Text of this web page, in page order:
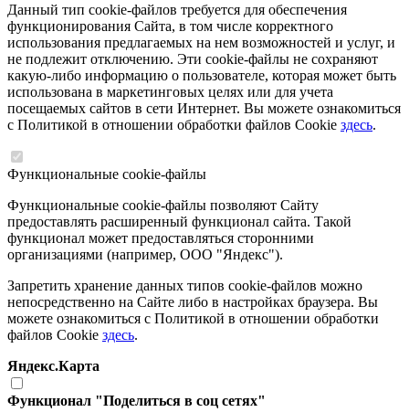
Данный тип cookie-файлов требуется для обеспечения
функционирования Сайта, в том числе корректного
использования предлагаемых на нем возможностей и услуг, и
не подлежит отключению. Эти cookie-файлы не сохраняют
какую-либо информацию о пользователе, которая может быть
использована в маркетинговых целях или для учета
посещаемых сайтов в сети Интернет. Вы можете ознакомиться
с Политикой в отношении обработки файлов Cookie здесь.
Функциональные cookie-файлы
Функциональные cookie-файлы позволяют Сайту
предоставлять расширенный функционал сайта. Такой
функционал может предоставляться сторонними
организациями (например, ООО "Яндекс").
Запретить хранение данных типов cookie-файлов можно
непосредственно на Сайте либо в настройках браузера. Вы
можете ознакомиться с Политикой в отношении обработки
файлов Cookie здесь.
Яндекс.Карта
Функционал "Поделиться в соц сетях"